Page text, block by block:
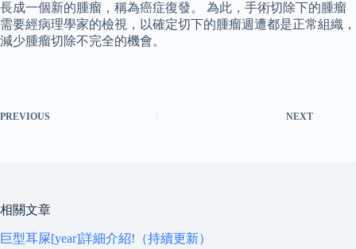
長成一個新的腫瘤，稱為癌症復發。 為此，手術切除下的腫瘤
需要經病理學家的檢視，以確定切下的腫瘤週遭都是正常組織，
減少腫瘤切除不完全的機會。
PREVIOUS NEXT
相關文章
巨型耳屎[year]詳細介紹!（持續更新）